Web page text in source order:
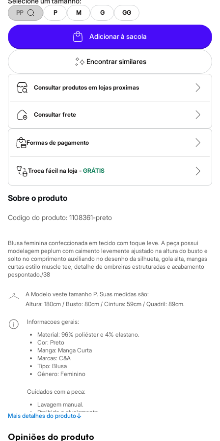
City
Clock House
Mindset
Sawary
Yessica
Moda esportiva
Acessórios
Blusas
Calçados
Leggings
Shorts e Bermudas
Tops
Moda íntima
Calcinhas
Cintas e Modeladores
Meias
Pijamas
Biquínis
Maiôs
Saídas de praia
Personagens
Plus size
Blusas e Camisetas
Calças
Jeans
Moda esportiva
Shorts e Saias
Vestidos
Masculino
Dia dos Pais
Inverno
Roupas
Bermudas
Camisas
Calças
Camisetas e Regatas
Casacos e Jaquetas
Acessórios
Bolsas e Mochilas
Chapéus e Bonés
Cintos
Óculos
PP P M G GG
Adicionar à sacola
Encontrar similares
Consultar produtos em lojas proximas
Consultar frete
Formas de pagamento
Troca fácil na loja - GRÁTIS
Sobre o produto
Codigo do produto: 1108361-preto
Blusa feminina confeccionada em tecido com toque leve. A peça possui
modelagem peplum com caimento levemente ajustado na altura do busto e
solto no comprimento auxiliando no desenho da silhueta, gola alta, mangas
curtas estilo muscle tee, detalhe de ombreiras estruturadas e acabamento
pespontado./38
A Modelo veste tamanho P. Suas medidas são:
Altura: 180cm / Busto: 80cm / Cintura: 59cm / Quadril: 89cm.
Mais detalhes do produto↓
Informacoes gerais:
Material: 96% poliéster e 4% elastano.
Cor: Preto
Manga: Manga Curta
Marcas: C&A
Tipo: Blusa
Gênero: Feminino
Cuidados com a peca:
Lavagem manual.
Proibido o alvejamento.
Não secar em tambor.
Passar à temperatura baixa.
Opiniões do produto